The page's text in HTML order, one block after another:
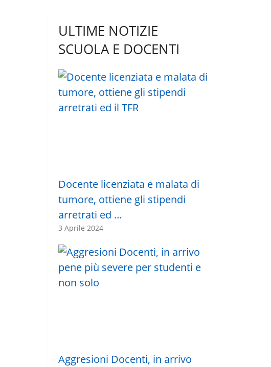
ULTIME NOTIZIE
SCUOLA E DOCENTI
Docente licenziata e malata di
tumore, ottiene gli stipendi
arretrati ed …
3 Aprile 2024
Aggresioni Docenti, in arrivo